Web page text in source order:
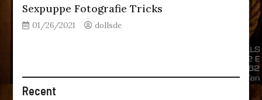
Sexpuppe Fotografie Tricks
01/26/2021 dollsde
Recent